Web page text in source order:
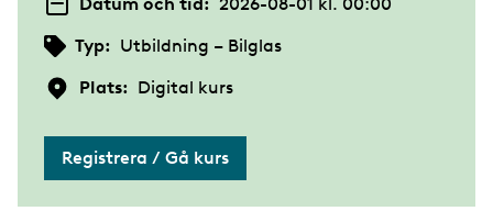
Typ: Utbildning – Bilglas
Plats: Digital kurs
Registrera / Gå kurs